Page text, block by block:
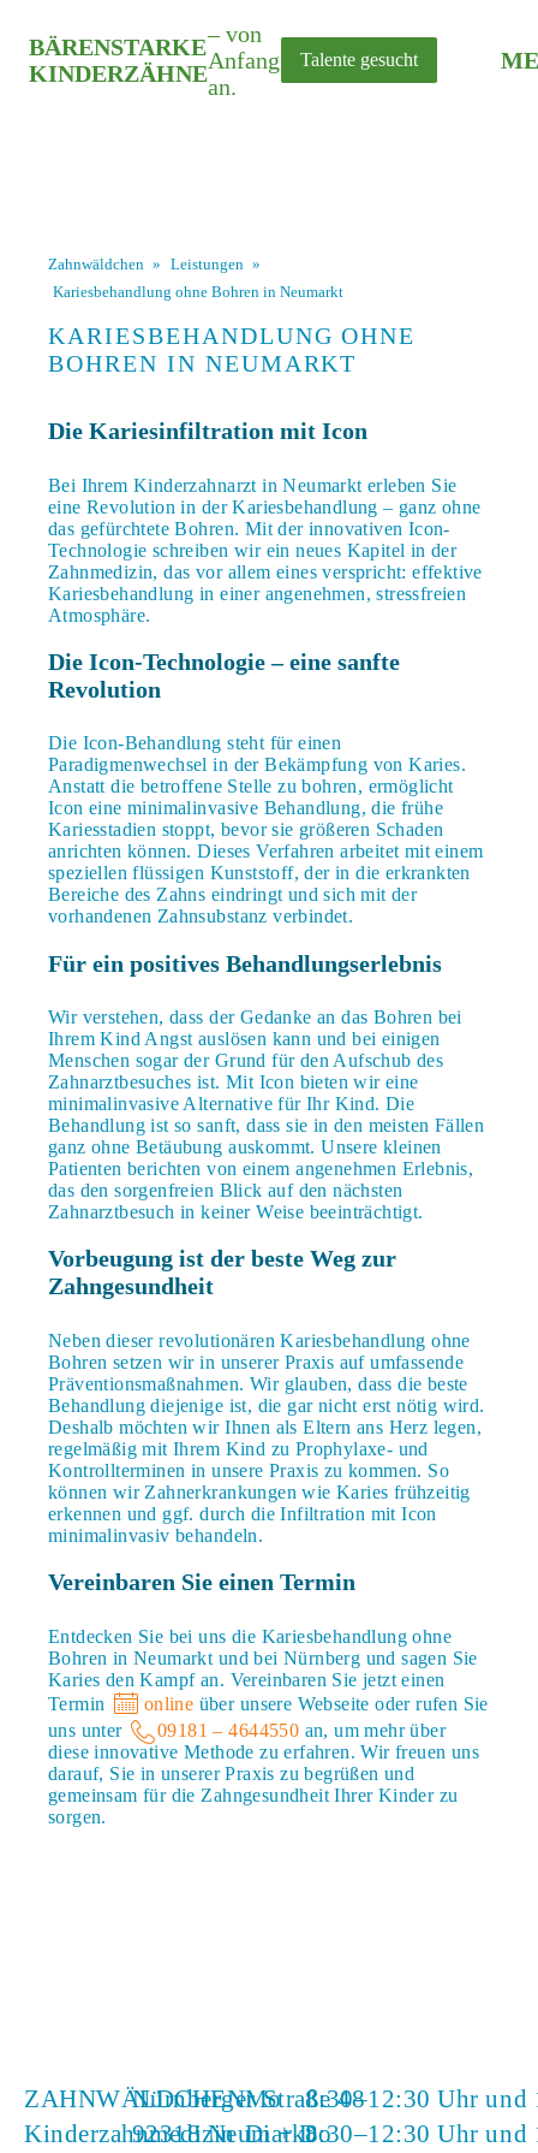
BÄRENSTARKE
KINDERZÄHNE
– von
Anfang
an.
Talente gesucht
Zahnwäldchen » Leistungen »
Kariesbehandlung ohne Bohren in Neumarkt
KARIESBEHANDLUNG OHNE
BOHREN IN NEUMARKT
Die Kariesinfiltration mit Icon
Bei Ihrem Kinderzahnarzt in Neumarkt erleben Sie
eine Revolution in der Kariesbehandlung – ganz ohne
das gefürchtete Bohren. Mit der innovativen Icon-
Technologie schreiben wir ein neues Kapitel in der
Zahnmedizin, das vor allem eines verspricht: effektive
Kariesbehandlung in einer angenehmen, stressfreien
Atmosphäre.
Die Icon-Technologie – eine sanfte
Revolution
Die Icon-Behandlung steht für einen
Paradigmenwechsel in der Bekämpfung von Karies.
Anstatt die betroffene Stelle zu bohren, ermöglicht
Icon eine minimalinvasive Behandlung, die frühe
Kariesstadien stoppt, bevor sie größeren Schaden
anrichten können. Dieses Verfahren arbeitet mit einem
speziellen flüssigen Kunststoff, der in die erkrankten
Bereiche des Zahns eindringt und sich mit der
vorhandenen Zahnsubstanz verbindet.
Für ein positives Behandlungserlebnis
Wir verstehen, dass der Gedanke an das Bohren bei
Ihrem Kind Angst auslösen kann und bei einigen
Menschen sogar der Grund für den Aufschub des
Zahnarztbesuches ist. Mit Icon bieten wir eine
minimalinvasive Alternative für Ihr Kind. Die
Behandlung ist so sanft, dass sie in den meisten Fällen
ganz ohne Betäubung auskommt. Unsere kleinen
Patienten berichten von einem angenehmen Erlebnis,
das den sorgenfreien Blick auf den nächsten
Zahnarztbesuch in keiner Weise beeinträchtigt.
Vorbeugung ist der beste Weg zur
Zahngesundheit
Neben dieser revolutionären Kariesbehandlung ohne
Bohren setzen wir in unserer Praxis auf umfassende
Präventionsmaßnahmen. Wir glauben, dass die beste
Behandlung diejenige ist, die gar nicht erst nötig wird.
Deshalb möchten wir Ihnen als Eltern ans Herz legen,
regelmäßig mit Ihrem Kind zu Prophylaxe- und
Kontrollterminen in unsere Praxis zu kommen. So
können wir Zahnerkrankungen wie Karies frühzeitig
erkennen und ggf. durch die Infiltration mit Icon
minimalinvasiv behandeln.
Vereinbaren Sie einen Termin
Entdecken Sie bei uns die Kariesbehandlung ohne
Bohren in Neumarkt und bei Nürnberg und sagen Sie
Karies den Kampf an. Vereinbaren Sie jetzt einen
Termin
online über unsere Webseite oder rufen Sie
uns unter
09181 – 4644550 an, um mehr über
diese innovative Methode zu erfahren. Wir freuen uns
darauf, Sie in unserer Praxis zu begrüßen und
gemeinsam für die Zahngesundheit Ihrer Kinder zu
sorgen.
ZAHNWÄLDCHEN
Kinderzahnmedizin
Nürnberger Straße 48
92318 Neumarkt
Mo
Di + Do
8:30–12:30 Uhr und
8:30–12:30 Uhr und